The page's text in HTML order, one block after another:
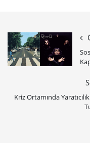
Kriz Ortamında